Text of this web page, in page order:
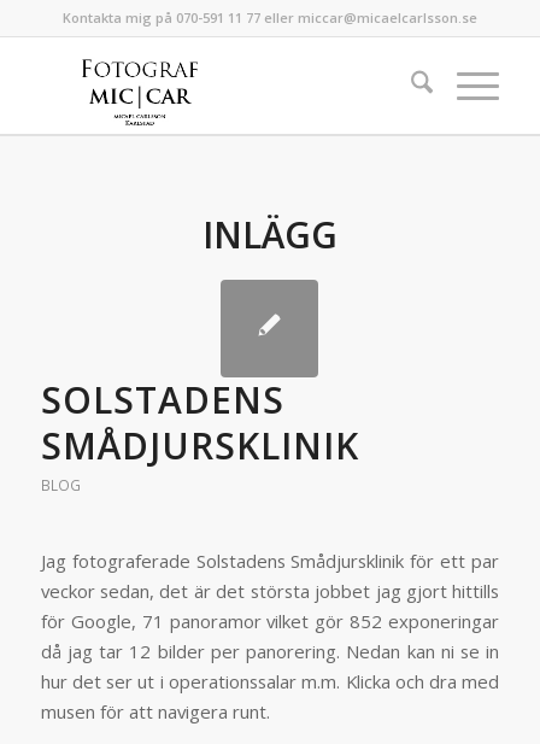
Kontakta mig på 070-591 11 77 eller miccar@micaelcarlsson.se
INLÄGG
SOLSTADENS
SMÅDJURSKLINIK
BLOG
Jag fotograferade Solstadens Smådjursklinik för ett par
veckor sedan, det är det största jobbet jag gjort hittills
för Google, 71 panoramor vilket gör 852 exponeringar
då jag tar 12 bilder per panorering. Nedan kan ni se in
hur det ser ut i operationssalar m.m. Klicka och dra med
musen för att navigera runt.